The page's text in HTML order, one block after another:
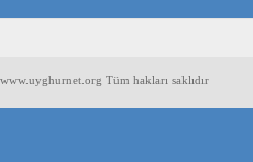
www.uyghurnet.org Tüm hakları saklıdır